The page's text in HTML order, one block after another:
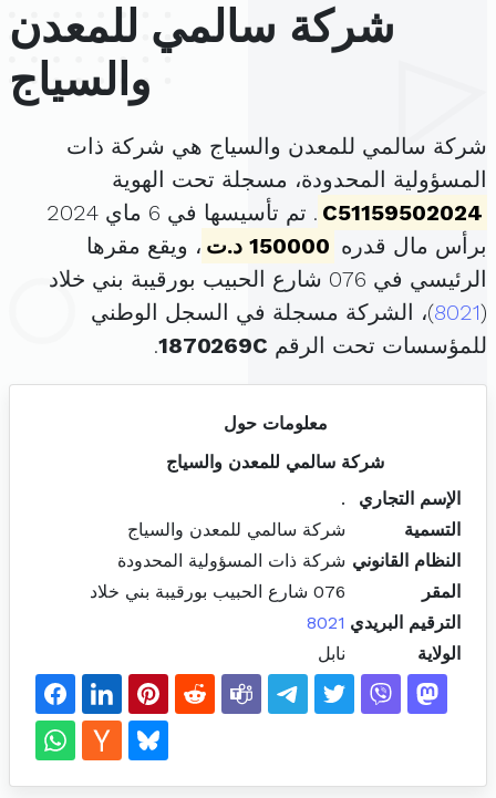
شركة سالمي للمعدن
والسياج
شركة سالمي للمعدن والسياج هي شركة ذات
المسؤولية المحدودة، مسجلة تحت الهوية
C51159502024
. تم تأسيسها في 6 ماي 2024
برأس مال قدره 150000 د.ت
، ويقع مقرها
الرئيسي في 076 شارع الحبيب بورقيبة بني خلاد
(
8021)، الشركة مسجلة في السجل الوطني
للمؤسسات تحت الرقم 1870269C
.
معلومات حول
شركة سالمي للمعدن والسياج
الإسم التجاري
.
التسمية
شركة سالمي للمعدن والسياج
النظام القانوني شركة ذات المسؤولية المحدودة
المقر
076 شارع الحبيب بورقيبة بني خلاد
الترقيم البريدي 8021
الولاية
نابل